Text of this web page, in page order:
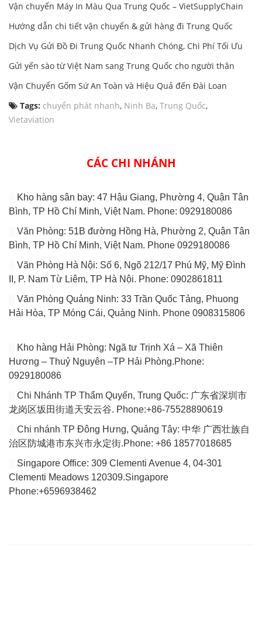
Vận chuyển Máy In Màu Qua Trung Quốc – VietSupplyChain
Hướng dẫn chi tiết vận chuyển & gửi hàng đi Trung Quốc
Dịch Vụ Gửi Đồ Đi Trung Quốc Nhanh Chóng, Chi Phí Tối Ưu
Gửi yến sào từ Việt Nam sang Trung Quốc cho người thân
Vận Chuyển Gốm Sứ An Toàn và Hiệu Quả đến Đài Loan
Tags: chuyển phát nhanh, Ninh Ba, Trung Quốc,
Vietaviation
CÁC CHI NHÁNH
Kho hàng sân bay: 47 Hậu Giang, Phường 4, Quận Tân
Bình, TP Hồ Chí Minh, Việt Nam. Phone: 0929180086
Văn Phòng: 51B đường Hồng Hà, Phường 2, Quận Tân
Bình, TP Hồ Chí Minh, Việt Nam. Phone 0929180086
Văn Phòng Hà Nội: Số 6, Ngõ 212/17 Phú Mỹ, Mỹ Đình
II, P. Nam Từ Liêm, TP Hà Nội. Phone: 0902861811
Văn Phòng Quảng Ninh: 33 Trần Quốc Tảng, Phuong
Hải Hòa, TP Móng Cái, Quảng Ninh. Phone 0908315806
Kho hàng Hải Phòng: Ngã tư Trịnh Xá – Xã Thiên
Hương – Thuỷ Nguyên –TP Hải Phòng.Phone:
0929180086
Chi Nhánh TP Thẩm Quyến, Trung Quốc: 广东省深圳市
龙岗区坂田街道天安云谷. Phone:+86-75528890619
Chi nhánh TP Đông Hưng, Quảng Tây: 中华 广西壮族自
治区防城港市东兴市永定街.Phone: +86 18577018685
Singapore Office: 309 Clementi Avenue 4, 04-301
Clementi Meadows 120309.Singapore
Phone:+6596938462